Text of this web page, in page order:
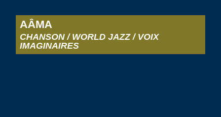
AÂMA
CHANSON / WORLD JAZZ / VOIX
IMAGINAIRES